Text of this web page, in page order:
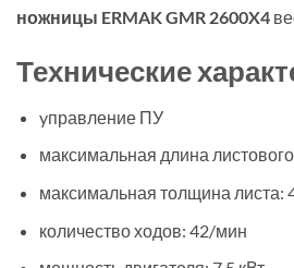
ножницы ERMAK GMR 2600X4
Технические
yправление ПУ
максимальная длина
максимальная толщина листа:
количество ходов: 42/мин